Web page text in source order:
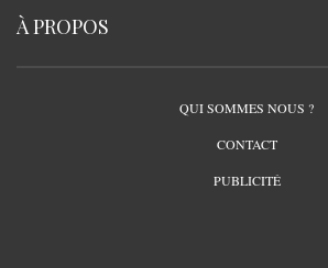
À PROPOS
QUI SOMMES NOUS ?
CONTACT
PUBLICITÉ